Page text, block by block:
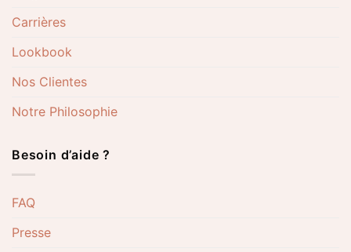
Carrières
Lookbook
Nos Clientes
Notre Philosophie
Besoin d’aide ?
FAQ
Presse